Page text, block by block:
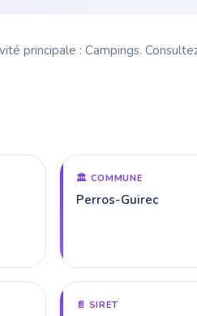
principale : Campings.
🏛️ COMMUNE
Perros-Guirec
📄 SIRET